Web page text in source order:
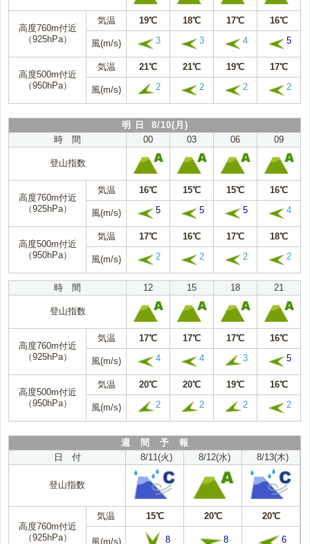
高度760m付近
（925hPa）
気温 19℃ 18℃ 17℃ 16℃
風(m/s) 3 3 4 5
高度500m付近
（950hPa）
気温 21℃ 21℃ 19℃ 17℃
風(m/s) 2 2 2 2
明 日 8/10(月)
時 間
00 03 06 09
登山指数
高度760m付近
（925hPa）
気温 16℃ 15℃ 15℃ 16℃
風(m/s) 5 5 5 4
高度500m付近
（950hPa）
気温 17℃ 16℃ 17℃ 18℃
風(m/s) 2 2 2 2
時 間 12 15 18 21
登山指数
高度760m付近
（925hPa）
気温 17℃ 17℃ 17℃ 16℃
風(m/s) 4 4 3 5
高度500m付近
（950hPa）
気温 20℃ 20℃ 19℃ 16℃
風(m/s) 2 2 2 2
週 間 予 報
日 付
8/11(火) 8/12(水) 8/13(木)
登山指数
高度760m付近
（925hPa）
気温 15℃ 20℃ 20℃
風(m/s) 8 8 6